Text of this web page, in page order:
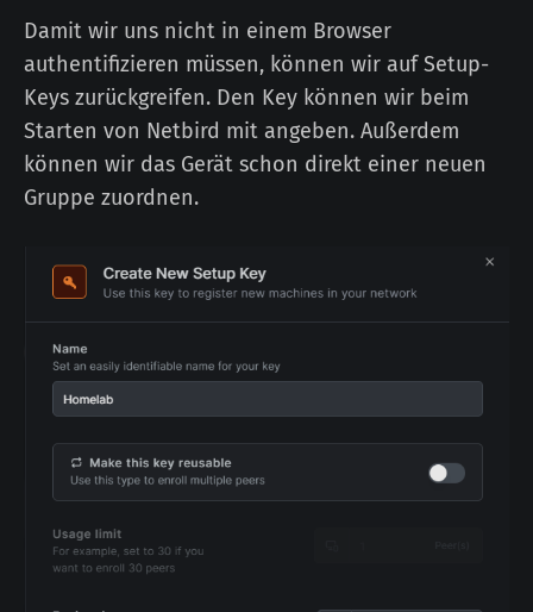
Damit wir uns nicht in einem Browser
authentifizieren müssen, können wir auf Setup-
Keys zurückgreifen. Den Key können wir beim
Starten von Netbird mit angeben. Außerdem
können wir das Gerät schon direkt einer neuen
Gruppe zuordnen.